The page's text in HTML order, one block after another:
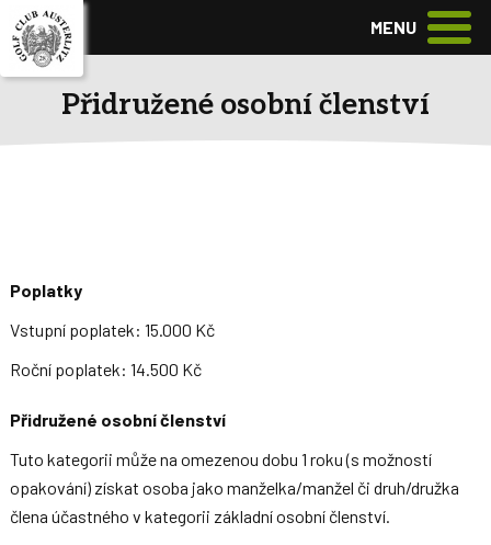
MENU
Přidružené osobní členství
Poplatky
Vstupní poplatek: 15.000 Kč
Roční poplatek: 14.500 Kč
Přidružené osobní členství
Tuto kategorii může na omezenou dobu 1 roku (s možností
opakování) získat osoba jako manželka/manžel či druh/družka
člena účastného v kategorii základní osobní členství.